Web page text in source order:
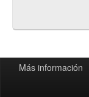
Más información